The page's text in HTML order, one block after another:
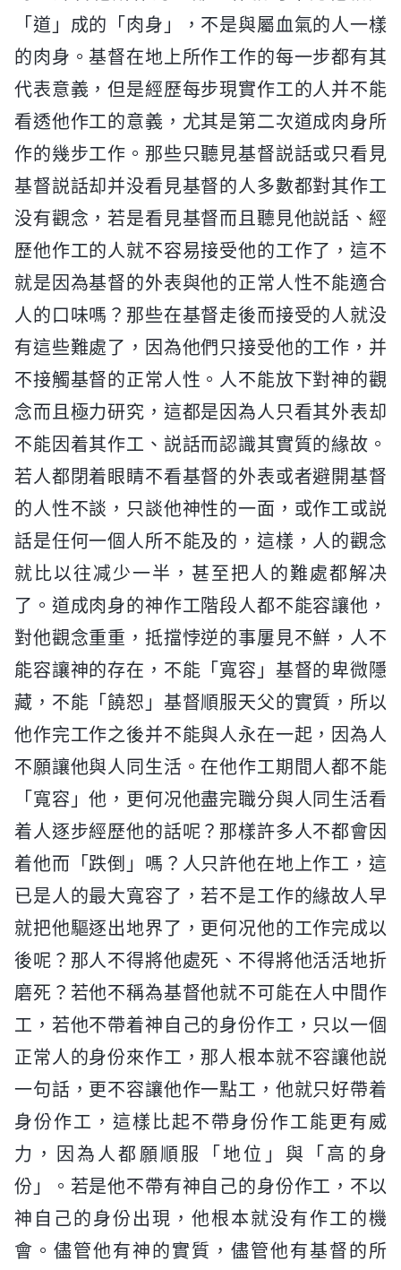
「道」成的「肉身」，不是與屬血氣的人一樣
的肉身。基督在地上所作工作的每一步都有其
代表意義，但是經歷每步現實作工的人并不能
看透他作工的意義，尤其是第二次道成肉身所
作的幾步工作。那些只聽見基督説話或只看見
基督説話却并没看見基督的人多數都對其作工
没有觀念，若是看見基督而且聽見他説話、經
歷他作工的人就不容易接受他的工作了，這不
就是因為基督的外表與他的正常人性不能適合
人的口味嗎？那些在基督走後而接受的人就没
有這些難處了，因為他們只接受他的工作，并
不接觸基督的正常人性。人不能放下對神的觀
念而且極力研究，這都是因為人只看其外表却
不能因着其作工、説話而認識其實質的緣故。
若人都閉着眼睛不看基督的外表或者避開基督
的人性不談，只談他神性的一面，或作工或説
話是任何一個人所不能及的，這樣，人的觀念
就比以往减少一半，甚至把人的難處都解决
了。道成肉身的神作工階段人都不能容讓他，
對他觀念重重，抵擋悖逆的事屢見不鮮，人不
能容讓神的存在，不能「寬容」基督的卑微隱
藏，不能「饒恕」基督順服天父的實質，所以
他作完工作之後并不能與人永在一起，因為人
不願讓他與人同生活。在他作工期間人都不能
「寬容」他，更何况他盡完職分與人同生活看
着人逐步經歷他的話呢？那樣許多人不都會因
着他而「跌倒」嗎？人只許他在地上作工，這
已是人的最大寬容了，若不是工作的緣故人早
就把他驅逐出地界了，更何况他的工作完成以
後呢？那人不得將他處死、不得將他活活地折
磨死？若他不稱為基督他就不可能在人中間作
工，若他不帶着神自己的身份作工，只以一個
正常人的身份來作工，那人根本就不容讓他説
一句話，更不容讓他作一點工，他就只好帶着
身份作工，這樣比起不帶身份作工能更有威
力，因為人都願順服「地位」與「高的身
份」。若是他不帶有神自己的身份作工，不以
神自己的身份出現，他根本就没有作工的機
會。儘管他有神的實質，儘管他有基督的所